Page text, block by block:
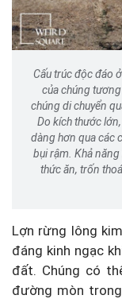
Cấu trúc độc đáo
của chúng
chúng di chuyển
Do kích thước
dàng hơn qua các
bụi rậm. Khả
thức ăn, trốn
Lợn rừng lông
đáng kinh ngạc
đất. Chúng có
đường mòn